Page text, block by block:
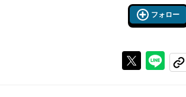
フォロー
Xで投稿す
ライ
コ